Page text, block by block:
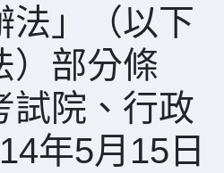
法」（以下
）部分條
試院、行政
年5月15日